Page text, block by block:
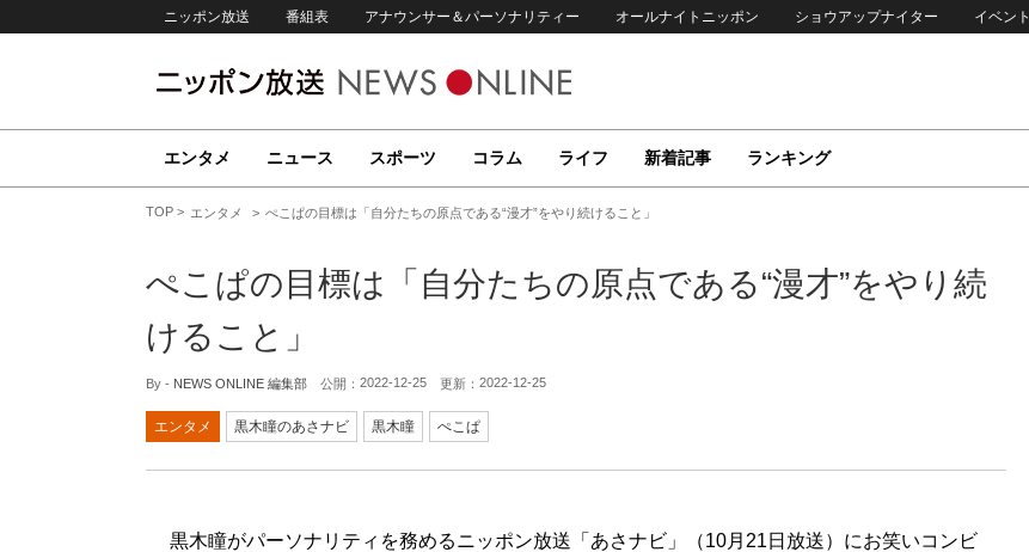
ニッポン放送 番組表 アナウンサー＆パーソナリティー オールナイトニッポン ショウアップナイター イベント
エンタメ ニュース スポーツ コラム ライフ 新着記事 ランキング
TOP エンタメ ぺこぱの目標は「自分たちの原点である“漫才”をやり続けること」
ぺこぱの目標は「自分たちの原点である“漫才”をやり続
けること」
By - NEWS ONLINE 編集部 公開： 2022-12-25 更新： 2022-12-25
エンタメ 黒木瞳のあさナビ 黒木瞳 ぺこぱ
黒木瞳がパーソナリティを務めるニッポン放送「あさナビ」（10月21日放送）にお笑いコンビ